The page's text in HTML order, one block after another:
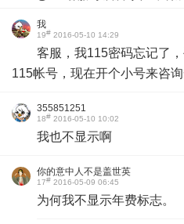
我
19# 2016-05-10 14:29
客服，我115密码忘记了
115帐号，现在开个小号来咨
355851251
18# 2016-05-10 10:02
我也不显示啊
你的意中人不是盖世英
雄。
17# 2016-05-09 06:45
为何我不显示年费标志。